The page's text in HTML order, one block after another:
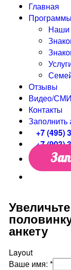
Главная
Программы
Наши
Отзывы
Видео/СМИ
Контакты
Заполнить
+7 (495)
+7 (903)
анкету
Layout
Ваше имя: *